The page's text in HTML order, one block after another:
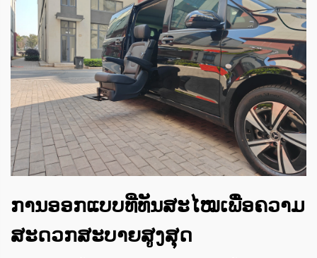
ການອອກແບບທີ່ທັນສະໄໝເພື່ອຄວາມ
ສະດວກສະບາຍສູງສຸດ